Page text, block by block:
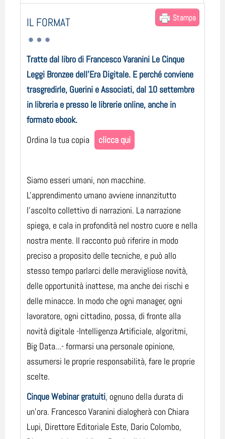
Stampa
IL FORMAT
Tratte dal libro di Francesco Varanini Le Cinque
Leggi Bronzee dell'Era Digitale. E perché conviene
trasgredirle, Guerini e Associati, dal 10 settembre
in libreria e presso le librerie online, anche in
formato ebook.
Ordina la tua copia
clicca qui
Siamo esseri umani, non macchine.
L'apprendimento umano avviene innanzitutto
l'ascolto collettivo di narrazioni. La narrazione
spiega, e cala in profondità nel nostro cuore e nella
nostra mente. Il racconto può riferire in modo
preciso a proposito delle tecniche, e può allo
stesso tempo parlarci delle meravigliose novità,
delle opportunità inattese, ma anche dei rischi e
delle minacce. In modo che ogni manager, ogni
lavoratore, ogni cittadino, possa, di fronte alla
novità digitale -Intelligenza Artificiale, algoritmi,
Big Data...- formarsi una personale opinione,
assumersi le proprie responsabilità, fare le proprie
scelte.
Cinque Webinar gratuiti, ognuno della durata di
un'ora. Francesco Varanini dialogherà con Chiara
Lupi, Direttore Editoriale Este, Dario Colombo,